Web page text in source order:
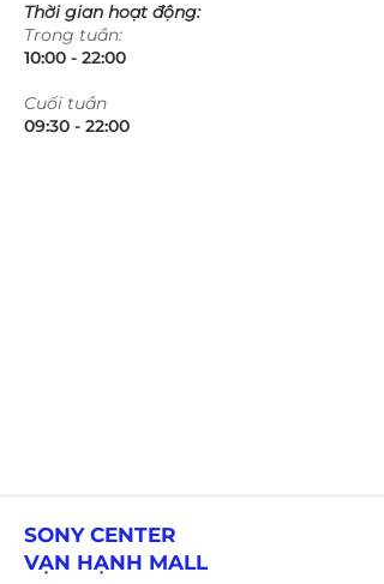
Thời gian hoạt động:
Trong tuần:
10:00 - 22:00​​​
​Cuối tuần
09:30 - 22:00​​​
SONY CENTER
VẠN HẠNH MALL